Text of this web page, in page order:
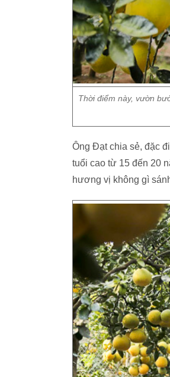
Thời điểm này, vườn
Ông Đạt chia sẻ, đặc
tuổi cao từ 15 đến 20
hương vị không gì